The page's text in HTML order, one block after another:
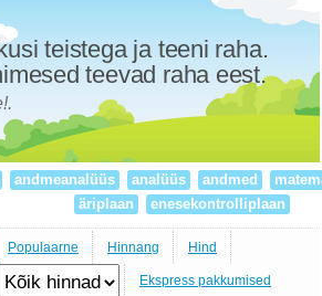
teistega ja teeni raha.
teevad raha eest.
andmeanalüüs analüüs andmed
äriplaan
enesekontrolliplaan
Populaarne Hinnang Hind
Ekspress pakkumised